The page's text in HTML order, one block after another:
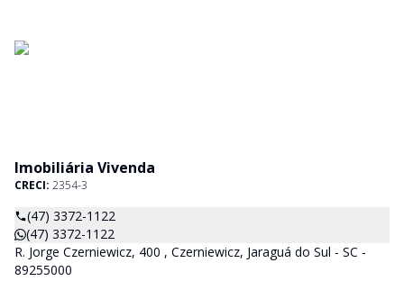
Imobiliária Vivenda
CRECI: 2354-3
(47) 3372-1122
(47) 3372-1122
R. Jorge Czerniewicz, 400 , Czerniewicz, Jaraguá do Sul - SC -
89255000